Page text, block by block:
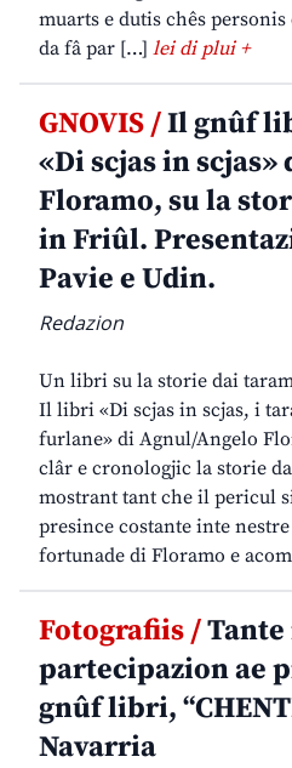
muarts e dutis chês
da fâ par […] lei di plui +
GNOVIS /Il gnûf
«Di scjas in scjas»
Floramo, su la
in Friûl.
Pavie e Udin.
Redazion
Un libri su la storie dai
Il libri «Di scjas in scjas, i
furlane» di Agnul/Angelo
clâr e cronologjic la storie
mostrant tant che il pericul
presince costante inte
fortunade di Floramo e
Fotografiis /
partecipazion ae
gnûf libri,
Navarria